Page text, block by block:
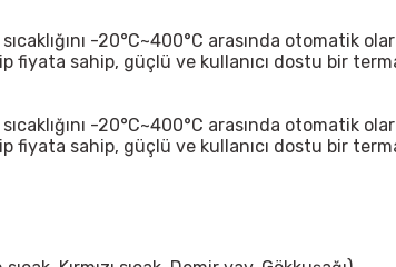
-20°C~400°C arasında otomatik
fiyata sahip, güçlü ve kullanıcı dostu bir
-20°C~400°C arasında otomatik
fiyata sahip, güçlü ve kullanıcı dostu bir